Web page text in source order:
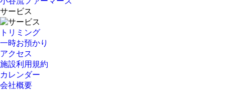
サービス
トリミング
一時お預かり
アクセス
施設利用規約
カレンダー
会社概要